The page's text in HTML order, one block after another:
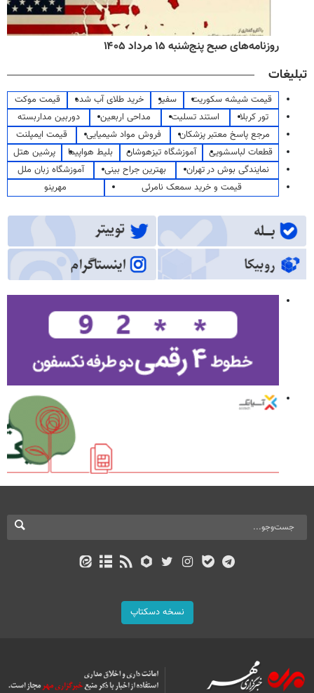
روزنامه‌های صبح پنج‌شنبه ۱۵ مرداد ۱۴۰۵
تبلیغات
قیمت شیشه سکوریت سفیر خرید طلای آب شده
قیمت موکت
تور کربلا
استند تسلیت مداحی اربعین
دوربین مداربسته
مرجع پاسخ معتبر پزشکان
فروش مواد شیمیایی
قیمت ایمپلنت
قطعات لباسشویی
آموزشگاه تیزهوشان بلیط هواپیما
پرشین هتل
نمایندگی بوش در تهران
بهترین جراح بینی
آموزشگاه زبان ملل
قیمت و خرید سمعک نامرئی
مهرینو
نسخه دسکتاپ